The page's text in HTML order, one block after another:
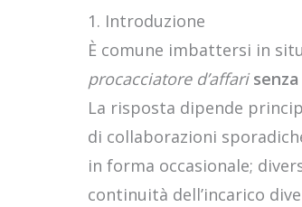
1. Introduzione
È comune imbattersi in
procacciatore d’affari senza
La risposta dipende
di collaborazioni
in forma occasionale;
continuità dell’incarico